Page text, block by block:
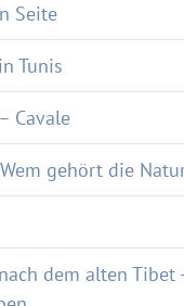
Seite
Tunis
Cavale
gehört die
dem alten Tibet